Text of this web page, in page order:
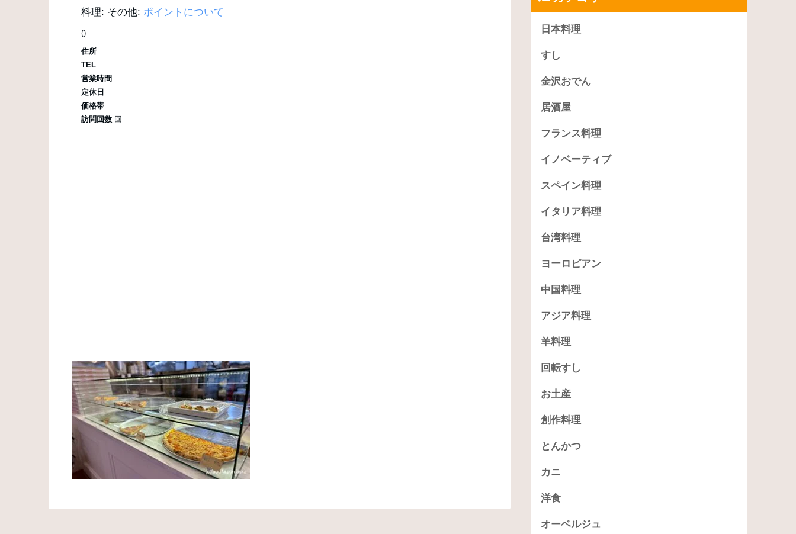
料理: その他: ポイントについて
()
住所
TEL
営業時間
定休日
価格帯
訪問回数 回
日本料理
すし
金沢おでん
居酒屋
フランス料理
イノベーティブ
スペイン料理
イタリア料理
台湾料理
ヨーロピアン
中国料理
アジア料理
羊料理
回転すし
お土産
創作料理
とんかつ
カニ
洋食
オーベルジュ